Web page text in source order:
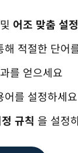
어조 맞춤 설정
해 적절한 단어
를 얻으세요
어를 설정하세요
규칙 을 설정